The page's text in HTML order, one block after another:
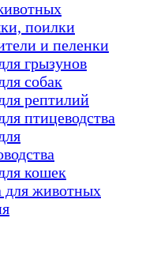
поилки
и пеленки
грызунов
собак
рептилий
птицеводства
кошек
для животных